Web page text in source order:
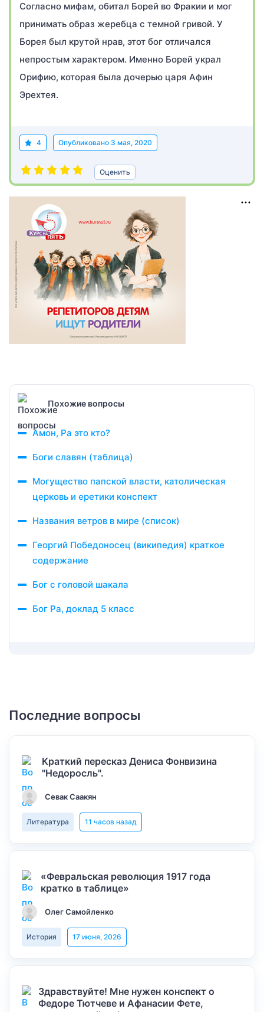
Согласно мифам, обитал Борей во Фракии и мог
принимать образ жеребца с темной гривой. У
Борея был крутой нрав, этот бог отличался
непростым характером. Именно Борей украл
Орифию, которая была дочерью царя Афин
Эрехтея.
4 Опубликовано 3 мая, 2020
Оценить
Похожие вопросы
Амон, Ра это кто?
Боги славян (таблица)
Могущество папской власти, католическая
церковь и еретики конспект
Названия ветров в мире (список)
Георгий Победоносец (википедия) краткое
содержание
Бог с головой шакала
Бог Ра, доклад 5 класс
Последние вопросы
Краткий пересказ Дениса Фонвизина
"Недоросль".
Севак Саакян
Литература 11 часов назад
«Февральская революция 1917 года
кратко в таблице»
Олег Самойленко
История 17 июня, 2026
Здравствуйте! Мне нужен конспект о
Федоре Тютчеве и Афанасии Фете,